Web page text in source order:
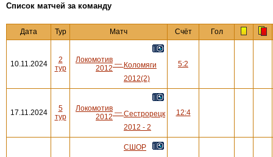
Cписок матчей за команду
Дата Тур Матч Счёт Гол
10.11.2024
2
тур
Локомотив
2012 — Коломяги
2012(2)
5:2
17.11.2024
5
тур
Локомотив
2012 — Сестрорецк
2012 - 2
12:4
СШОР